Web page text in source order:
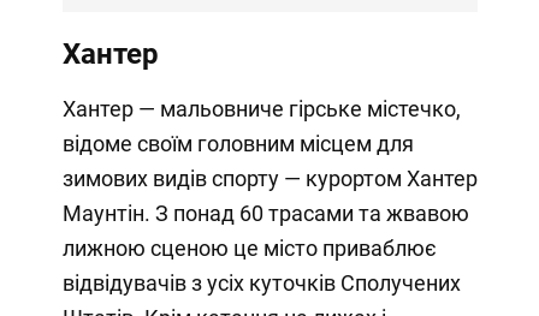
Хантер
Хантер — мальовниче гірське містечко,
відоме своїм головним місцем для
зимових видів спорту — курортом Хантер
Маунтін. З понад 60 трасами та жвавою
лижною сценою це місто приваблює
відвідувачів з усіх куточків Сполучених